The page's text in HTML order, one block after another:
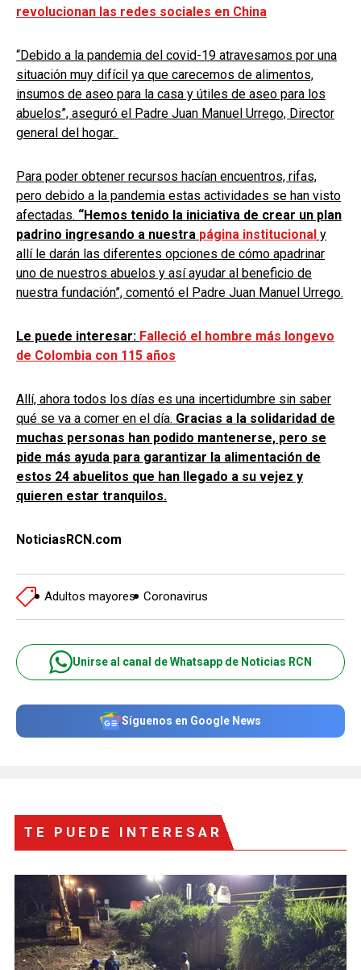
revolucionan las redes sociales en China
“Debido a la pandemia del covid-19 atravesamos por una
situación muy difícil ya que carecemos de alimentos,
insumos de aseo para la casa y útiles de aseo para los
abuelos”, aseguró el Padre Juan Manuel Urrego, Director
general del hogar.
Para poder obtener recursos hacían encuentros, rifas,
pero debido a la pandemia estas actividades se han visto
afectadas. “Hemos tenido la iniciativa de crear un plan
padrino ingresando a nuestra página institucional y
allí le darán las diferentes opciones de cómo apadrinar
uno de nuestros abuelos y así ayudar al beneficio de
nuestra fundación”, comentó el Padre Juan Manuel Urrego.
Le puede interesar: Falleció el hombre más longevo
de Colombia con 115 años
Allí, ahora todos los días es una incertidumbre sin saber
qué se va a comer en el día. Gracias a la solidaridad de
muchas personas han podido mantenerse, pero se
pide más ayuda para garantizar la alimentación de
estos 24 abuelitos que han llegado a su vejez y
quieren estar tranquilos.
NoticiasRCN.com
Adultos mayores Coronavirus
Unirse al canal de Whatsapp de Noticias RCN
Síguenos en Google News
TE PUEDE INTERESAR